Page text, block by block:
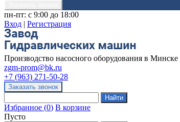
пн-пт: с 9:00 до 18:00
Вход | Регистрация
Производство насосного оборудования в Минске
zgm-prom@bk.ru
+7 (963) 271-50-28
Избранное (0) В корзине
Пусто